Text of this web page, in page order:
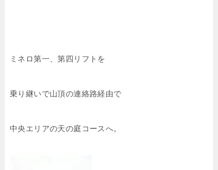
ミネロ第一、第四リフトを
乗り継いで山頂の連絡路経由で
中央エリアの天の庭コースへ。